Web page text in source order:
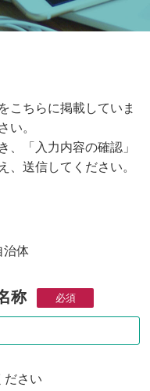
こちらに掲載していま
。
、「入力内容の確認」
送信してください。
治体
称
さい